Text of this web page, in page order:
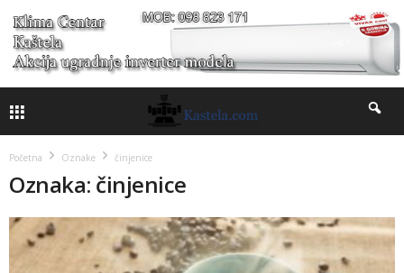
Početna Oznake činjenice
Oznaka: činjenice